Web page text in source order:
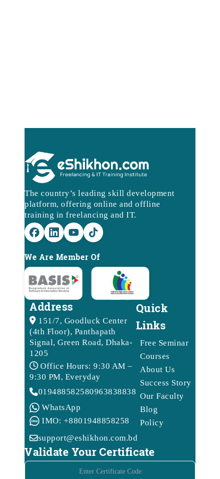
The country’s leading skill development
platform, offering online and offline
training in freelancing and IT.
We Are Member Of
Address
151/7, Goodluck Center
(4th Floor), Panthapath
Signal, Green Road, Dhaka-
1205
Office Hours: 9:30 AM –
9:30 PM, Everyday
0194885825809638388388
WhatsApp
IMO: +8801948858258
support@eshikhon.com.bd
Quick
Links
Free Seminar
Courses
About Us
Success Story
Our Faculty
Blog
Policy
Validate Your Certificate